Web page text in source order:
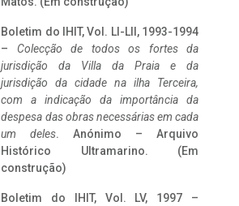
Boletim do IHIT, Vol. LI-LII, 1993-1994
– Colecção de todos os fortes da
jurisdição da Villa da Praia e da
jurisdição da cidade na ilha Terceira,
com a indicação da importância da
despesa das obras necessárias em cada
um deles. Anónimo – Arquivo
Histórico Ultramarino. (Em
construção)
Boletim do IHIT, Vol. LV, 1997 –